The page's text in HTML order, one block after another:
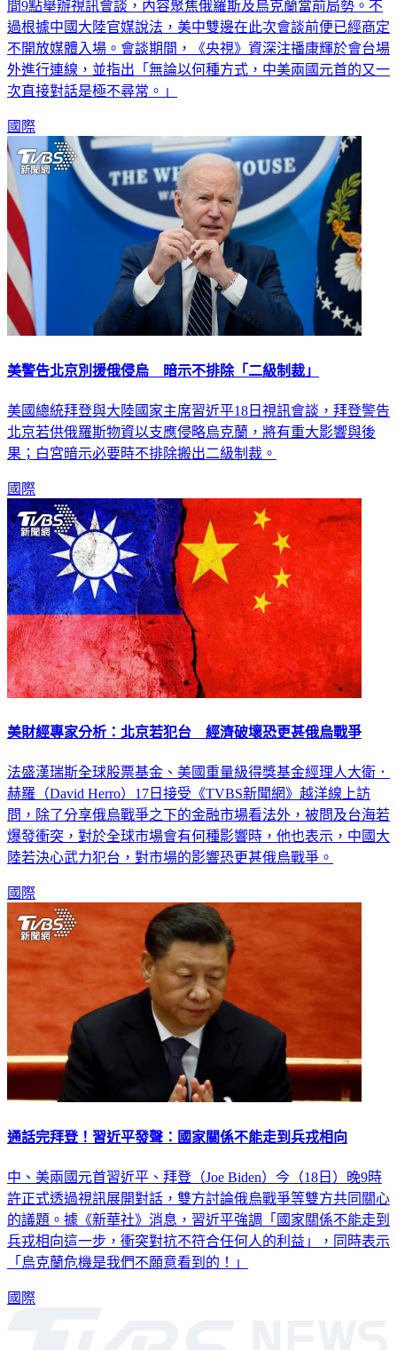
間9點舉辦視訊會談，內容聚焦俄羅斯及烏克蘭當前局勢。不
過根據中國大陸官媒說法，美中雙邊在此次會談前便已經商定
不開放媒體入場。會談期間，《央視》資深注播康輝於會台場
外進行連線，並指出「無論以何種方式，中美兩國元首的又一
次直接對話是極不尋常。」
國際
美警告北京別援俄侵烏 暗示不排除「二級制裁」
美國總統拜登與大陸國家主席習近平18日視訊會談，拜登警告
北京若供俄羅斯物資以支應侵略烏克蘭，將有重大影響與後
果；白宮暗示必要時不排除搬出二級制裁。
國際
美財經專家分析：北京若犯台 經濟破壞恐更甚俄烏戰爭
法盛漢瑞斯全球股票基金、美國重量級得獎基金經理人大衛．
赫羅（David Herro）17日接受《TVBS新聞網》越洋線上訪
問，除了分享俄烏戰爭之下的金融市場看法外，被問及台海若
爆發衝突，對於全球市場會有何種影響時，他也表示，中國大
陸若決心武力犯台，對市場的影響恐更甚俄烏戰爭。
國際
通話完拜登！習近平發聲：國家關係不能走到兵戎相向
中、美兩國元首習近平、拜登（Joe Biden）今（18日）晚9時
許正式透過視訊展開對話，雙方討論俄烏戰爭等雙方共同關心
的議題。據《新華社》消息，習近平強調「國家關係不能走到
兵戎相向這一步，衝突對抗不符合任何人的利益」，同時表示
「烏克蘭危機是我們不願意看到的！」
國際